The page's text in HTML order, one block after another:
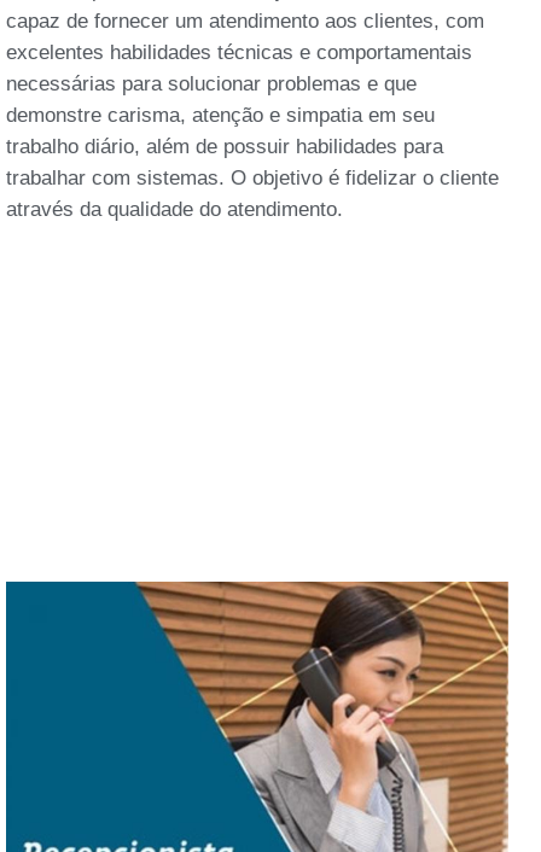
capaz de fornecer um atendimento aos clientes, com
excelentes habilidades técnicas e comportamentais
necessárias para solucionar problemas e que
demonstre carisma, atenção e simpatia em seu
trabalho diário, além de possuir habilidades para
trabalhar com sistemas. O objetivo é fidelizar o cliente
através da qualidade do atendimento.